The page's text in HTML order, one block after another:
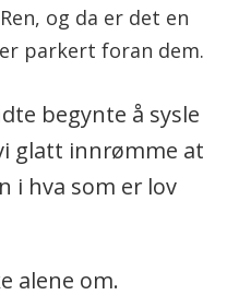
og da er det en
parkert foran dem.
begynte å sysle
glatt innrømme at
i hva som er lov
alene om.